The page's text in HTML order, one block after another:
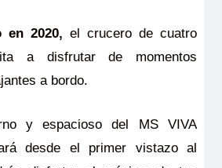
en 2020, el crucero de cuatro
a disfrutar de momentos
a bordo.
y espacioso del MS VIVA
desde el primer vistazo al